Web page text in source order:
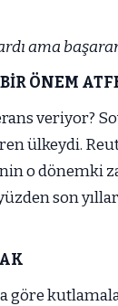
ama
ÖNEM
veriyor?
ülkeydi.
o dönemki
son
göre